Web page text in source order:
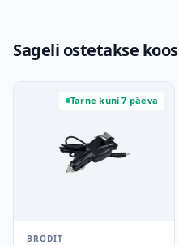
Sageli ostetakse koos
Tarne kuni 7 päeva
BRODIT